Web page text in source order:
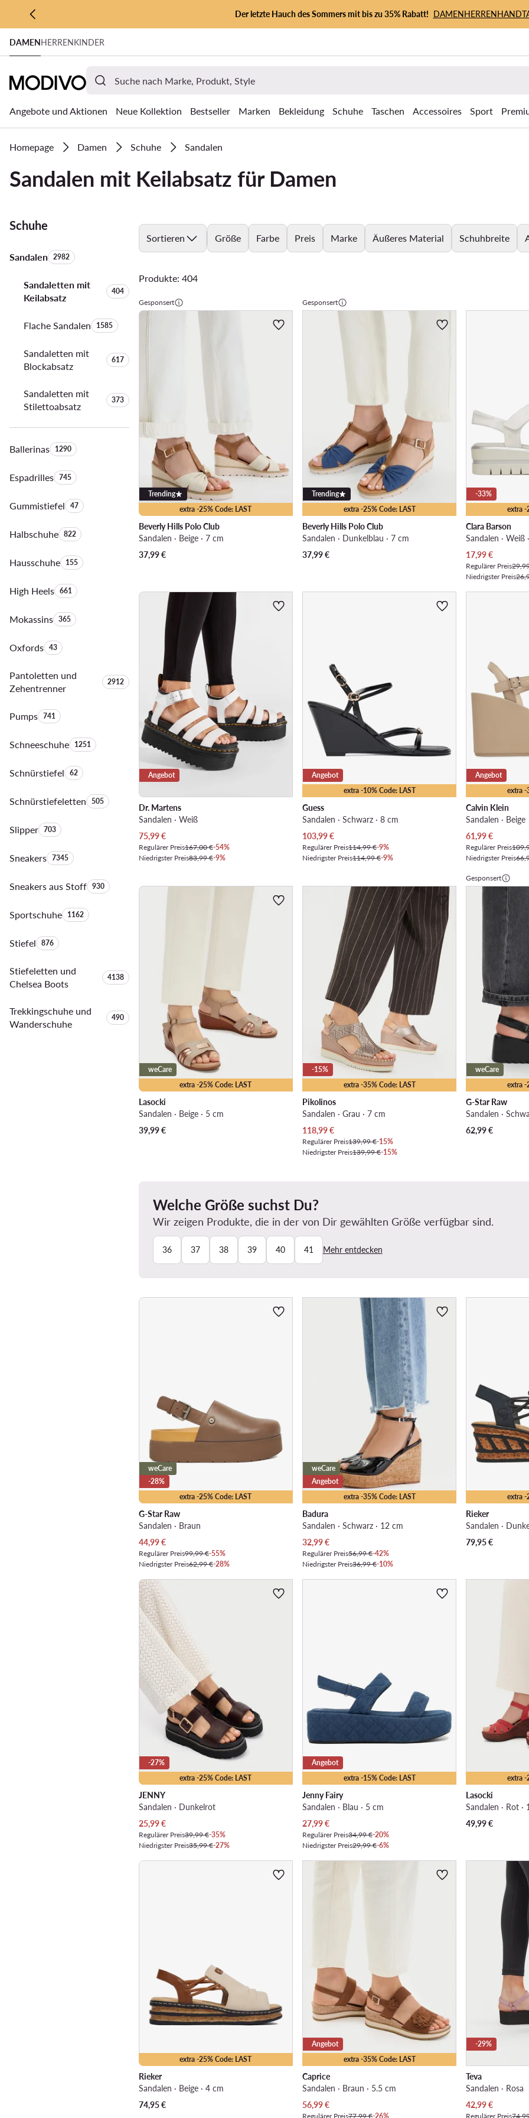
ZUM HAUPTINHALT SPRINGEN
ZUR SUCHE
Der letzte Hauch des Sommers mit bis zu 35% Rabatt! DAMENHERREN
DAMENHERRENKINDER
Angebote und Aktionen Neue Kollektion Bestseller Marken Bekleidung Schuhe Taschen Accessoires Sport
Homepage Damen Schuhe Sandalen
Sandalen mit Keilabsatz für Damen
Schuhe
SandalenAnzahl der Produkte:
2982
Sandaletten mit
Keilabsatz
Anzahl der Produkte:
404
Flache SandalenAnzahl der Produkte:
1585
Sandaletten mit
Blockabsatz
Anzahl der Produkte:
617
Sandaletten mit
Stilettoabsatz
Anzahl der Produkte:
373
BallerinasAnzahl der Produkte:
1290
EspadrillesAnzahl der Produkte:
745
GummistiefelAnzahl der Produkte:
47
HalbschuheAnzahl der Produkte:
822
HausschuheAnzahl der Produkte:
155
High HeelsAnzahl der Produkte:
661
MokassinsAnzahl der Produkte:
365
OxfordsAnzahl der Produkte:
43
Pantoletten und
Zehentrenner
Anzahl der Produkte:
2912
PumpsAnzahl der Produkte:
741
SchneeschuheAnzahl der Produkte:
1251
SchnürstiefelAnzahl der Produkte:
62
SchnürstiefelettenAnzahl der Produkte:
505
SlipperAnzahl der Produkte:
703
SneakersAnzahl der Produkte:
7345
Sneakers aus StoffAnzahl der Produkte:
930
SportschuheAnzahl der Produkte:
1162
StiefelAnzahl der Produkte:
876
Stiefeletten und
Chelsea Boots
Anzahl der Produkte:
4138
Trekkingschuhe und
Wanderschuhe
Anzahl der Produkte:
490
Sortieren Größe Farbe Preis Marke Äußeres Material Schuhbreite
Produkte: 404
Gesponsert
extra -25% Code: LAST
Trending
Beverly Hills Polo Club
Sandalen · Beige · 7 cm
37,99€
Gesponsert
extra -25% Code: LAST
Trending
Beverly Hills Polo Club
Sandalen · Dunkelblau · 7 cm
37,99€
extra -
-33%
Clara Barson
Sandalen · Weiß
Aktueller Preis
17,99€
Regulärer Preis
Niedrigster Preis
Angebot
Dr. Martens
Sandalen · Weiß
Aktueller Preis
75,99€
Regulärer Preis167,00 €-54%
Niedrigster Preis83,99 €-9%
extra -10% Code: LAST
Angebot
Guess
Sandalen · Schwarz · 8 cm
Aktueller Preis
103,99€
Regulärer Preis114,99 €-9%
Niedrigster Preis114,99 €-9%
extra -
Angebot
Calvin Klein
Sandalen · Beige
Aktueller Preis
61,99€
Regulärer Preis
Niedrigster Preis
extra -25% Code: LAST
weCare
Lasocki
Sandalen · Beige · 5 cm
39,99€
extra -35% Code: LAST
-15%
Pikolinos
Sandalen · Grau · 7 cm
Aktueller Preis
118,99€
Regulärer Preis139,99 €-15%
Niedrigster Preis139,99 €-15%
Gesponsert
extra -
weCare
G-Star Raw
Sandalen ·
62,99€
Welche Größe suchst Du?
Wir zeigen Produkte, die in der von Dir gewählten Größe verfügbar sind.
36 37 38 39 40 41 Mehr entdecken
extra -25% Code: LAST
weCare
-28%
G-Star Raw
Sandalen · Braun
Aktueller Preis
44,99€
Regulärer Preis99,99 €-55%
Niedrigster Preis62,99 €-28%
extra -35% Code: LAST
weCare
Angebot
Badura
Sandalen · Schwarz · 12 cm
Aktueller Preis
32,99€
Regulärer Preis56,99 €-42%
Niedrigster Preis36,99 €-10%
extra -
Rieker
Sandalen ·
79,95€
extra -25% Code: LAST
-27%
JENNY
Sandalen · Dunkelrot
Aktueller Preis
25,99€
Regulärer Preis39,99 €-35%
Niedrigster Preis35,99 €-27%
extra -15% Code: LAST
Angebot
Jenny Fairy
Sandalen · Blau · 5 cm
Aktueller Preis
27,99€
Regulärer Preis34,99 €-20%
Niedrigster Preis29,99 €-6%
extra -
Lasocki
Sandalen · Rot ·
49,99€
extra -25% Code: LAST
Rieker
Sandalen · Beige · 4 cm
74,95€
extra -35% Code: LAST
Angebot
Caprice
Sandalen · Braun · 5.5 cm
Aktueller Preis
56,99€
Regulärer Preis77,99 €-26%
-29%
Teva
Sandalen · Rosa
Aktueller Preis
42,99€
Regulärer Preis